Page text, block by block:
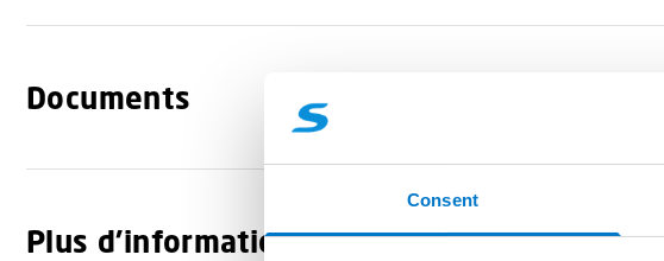
Consent
Documents
Plus d'informations